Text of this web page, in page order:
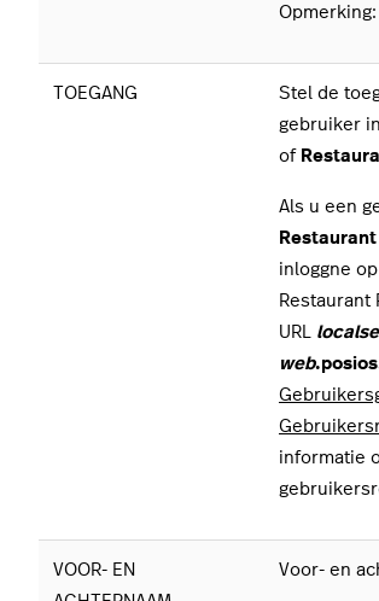
TOEGANG
Stel de
gebruiker
of
Als u een
inloggne
Restaurant
URL
web
informatie
VOOR- EN
Voor- en